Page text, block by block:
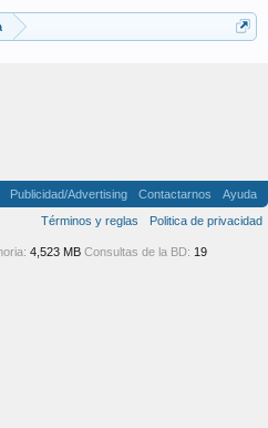
Publicidad/Advertising Contactarnos
Ayuda
Términos y reglas
Politica de privacidad
4,523 MB Consultas de la BD: 19